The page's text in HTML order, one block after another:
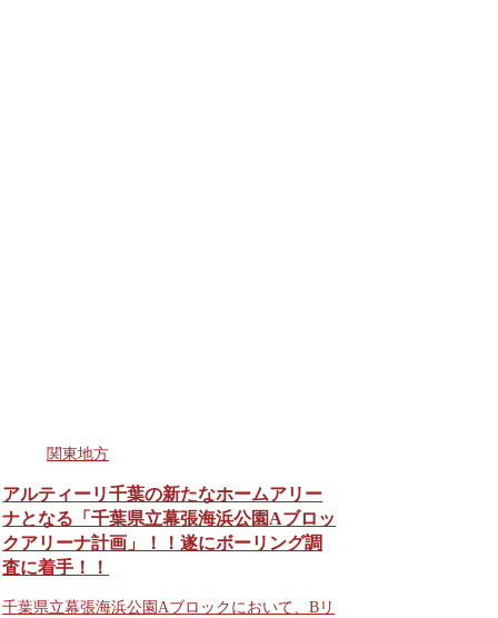
関東地方
アルティーリ千葉の新たなホームアリー
ナとなる「千葉県立幕張海浜公園Aブロッ
クアリーナ計画」！！遂にボーリング調
査に着手！！
千葉県立幕張海浜公園Aブロックにおいて、Bリ